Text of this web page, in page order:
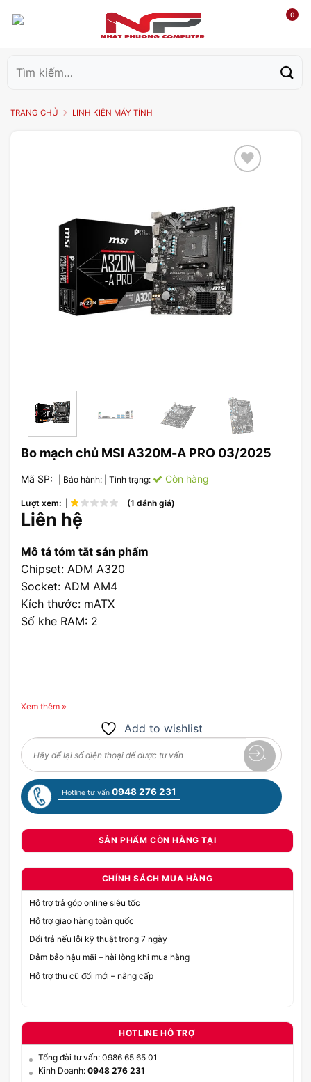
0
kiếm:
TRANG CHỦ LINH KIỆN MÁY TÍNH
Add to
wishlist
Bo mạch chủ MSI A320M-A PRO 03/2025
Mã SP: | Bảo hành: | Tình trạng: Còn hàng
Lượt xem: | (1 đánh giá)
Liên hệ
Mô tả tóm tắt sản phẩm
Chipset: ADM A320
Socket: ADM AM4
Kích thước: mATX
Số khe RAM: 2
Xem thêm
Add to wishlist
Hotline tư vấn 0948 276 231
SẢN PHẨM CÒN HÀNG TẠI
CHÍNH SÁCH MUA HÀNG
Hỗ trợ trả góp online siêu tốc
Hỗ trợ giao hàng toàn quốc
Đổi trả nếu lỗi kỹ thuật trong 7 ngày
Đảm bảo hậu mãi – hài lòng khi mua hàng
Hỗ trợ thu cũ đổi mới – nâng cấp
HOTLINE HỖ TRỢ
Tổng đài tư vấn: 0986 65 65 01
Kinh Doanh: 0948 276 231